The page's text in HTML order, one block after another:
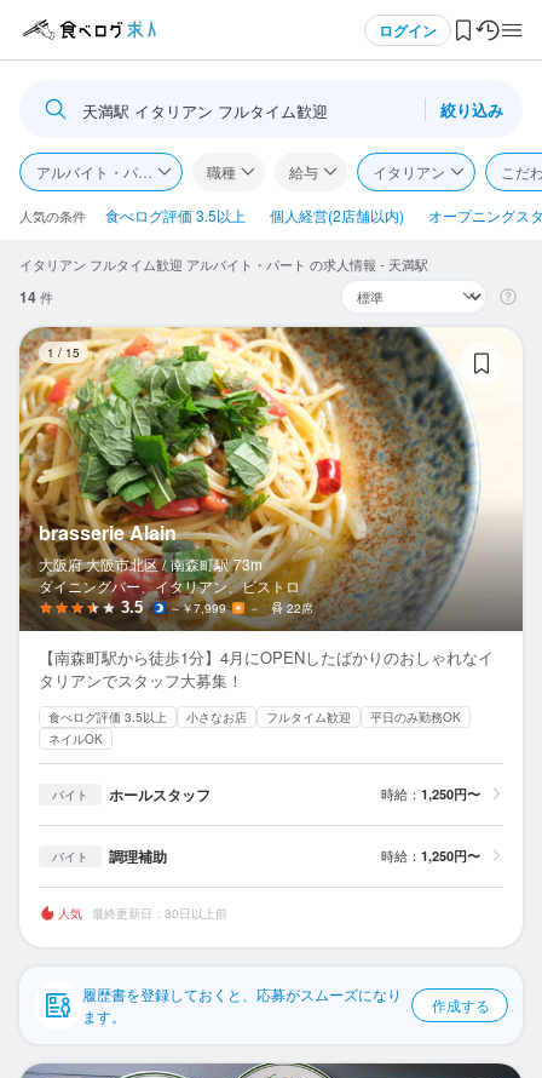
ログイン
ログイン・無料会員登録
食べログ求人TOP
求人検索
閲覧履歴
気になる求人
検索履歴・保存した条件
応募履歴
WEB履歴書
スカウト・メルマガ受信設定
ヘルプ・お問い合わせフォーム
食べログ求人PRESS
プライバシーポリシー
利用規約
企業情報
天満駅 イタリアン フルタイム歓迎 絞り込み
アルバイト・パート 職種 給与 イタリアン こだ
人気の条件 食べログ評価 3.5以上 個人経営(2店舗以内) オープニングス
イタリアン フルタイム歓迎 アルバイト・パート の求人情報 - 天満駅
14件
1 / 15
brasserie Alain
大阪府 大阪市北区 / 南森町駅 73m
ダイニングバー、イタリアン、ビストロ
3.5 ～￥7,999 － 22席
【南森町駅から徒歩1分】4月にOPENしたばかりのおしゃれなイ
タリアンでスタッフ大募集！
食べログ評価 3.5以上 小さなお店 フルタイム歓迎
平日のみ勤務OK
ネイルOK
バイト ホールスタッフ 時給： 1,250円〜
バイト 調理補助 時給： 1,250円〜
人気 最終更新日：30日以上前
履歴書を登録しておくと、応募がスムーズになり
ます。
作成する